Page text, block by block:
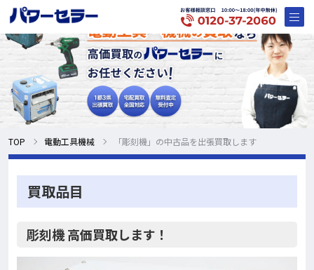
TOP 電動工具機械 「彫刻機」の中古品を出張買取します
買取品目
彫刻機 高価買取します！